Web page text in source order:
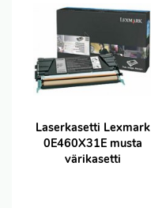
Laserkasetti Lexmark
0E460X31E musta
värikasetti